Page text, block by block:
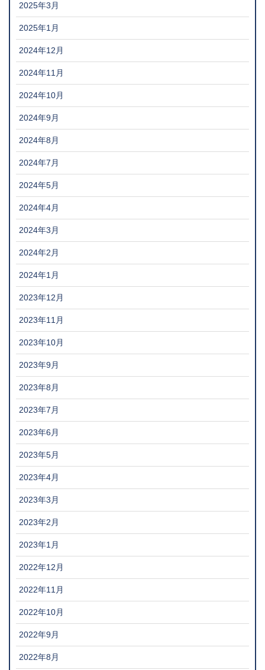
2025年3月
2025年1月
2024年12月
2024年11月
2024年10月
2024年9月
2024年8月
2024年7月
2024年5月
2024年4月
2024年3月
2024年2月
2024年1月
2023年12月
2023年11月
2023年10月
2023年9月
2023年8月
2023年7月
2023年6月
2023年5月
2023年4月
2023年3月
2023年2月
2023年1月
2022年12月
2022年11月
2022年10月
2022年9月
2022年8月